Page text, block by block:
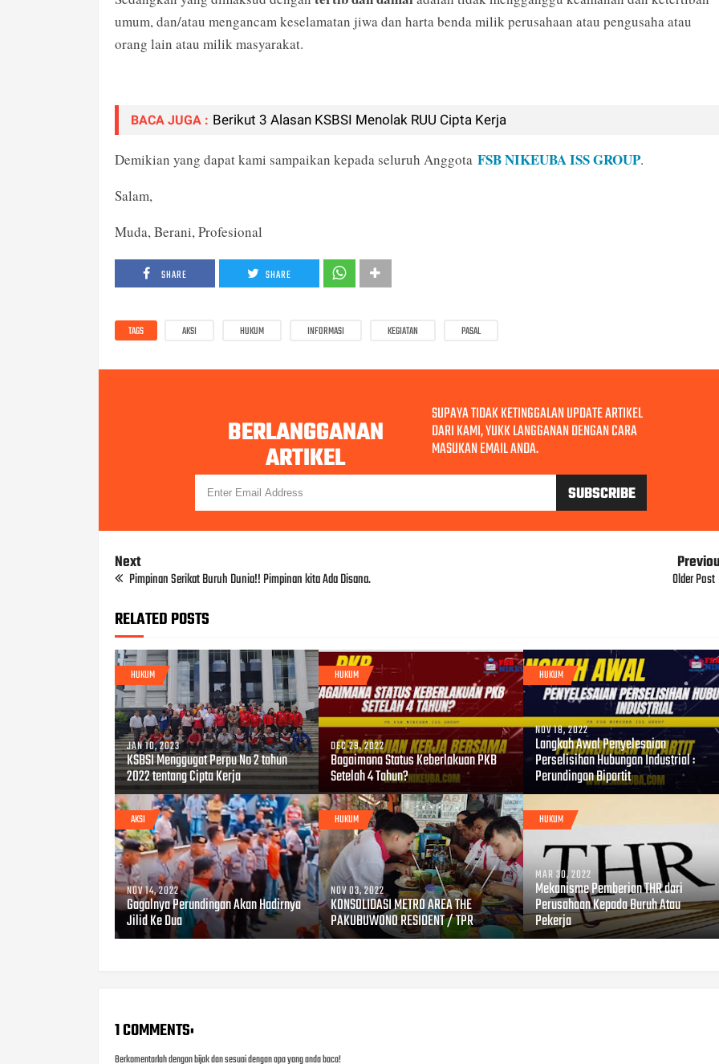
umum, dan/atau mengancam keselamatan jiwa dan harta benda milik perusahaan atau pengusaha atau
orang lain atau milik masyarakat.
BACA JUGA : Berikut 3 Alasan KSBSI Menolak RUU Cipta Kerja
Demikian yang dapat kami sampaikan kepada seluruh Anggota FSB NIKEUBA ISS GROUP.
Salam,
Muda, Berani, Profesional
SHARE SHARE
TAGS AKSI HUKUM INFORMASI KEGIATAN PASAL
BERLANGGANAN
ARTIKEL
SUPAYA TIDAK KETINGGALAN UPDATE ARTIKEL
DARI KAMI, YUKK LANGGANAN DENGAN CARA
MASUKAN EMAIL ANDA.
Next
Pimpinan Serikat Buruh Dunia!! Pimpinan kita Ada Disana. Older Post
RELATED POSTS
HUKUM
JAN 10, 2023
KSBSI Menggugat Perpu No 2 tahun
2022 tentang Cipta Kerja
HUKUM
DEC 29, 2022
Bagaimana Status Keberlakuan PKB
Setelah 4 Tahun?
HUKUM
NOV 18, 2022
Langkah Awal Penyelesaian
Perselisihan Hubungan Industrial :
Perundingan Bipartit
AKSI
NOV 14, 2022
Gagalnya Perundingan Akan Hadirnya
Jilid Ke Dua
HUKUM
NOV 03, 2022
KONSOLIDASI METRO AREA THE
PAKUBUWONO RESIDENT / TPR
HUKUM
MAR 30, 2022
Mekanisme Pemberian THR dari
Perusahaan Kepada Buruh Atau
Pekerja
1 COMMENTS:
Berkomentarlah dengan bijak dan sesuai dengan apa yang anda baca!